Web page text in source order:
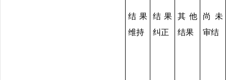
结果
维持
结果
纠正
其他
结果
尚未
审结